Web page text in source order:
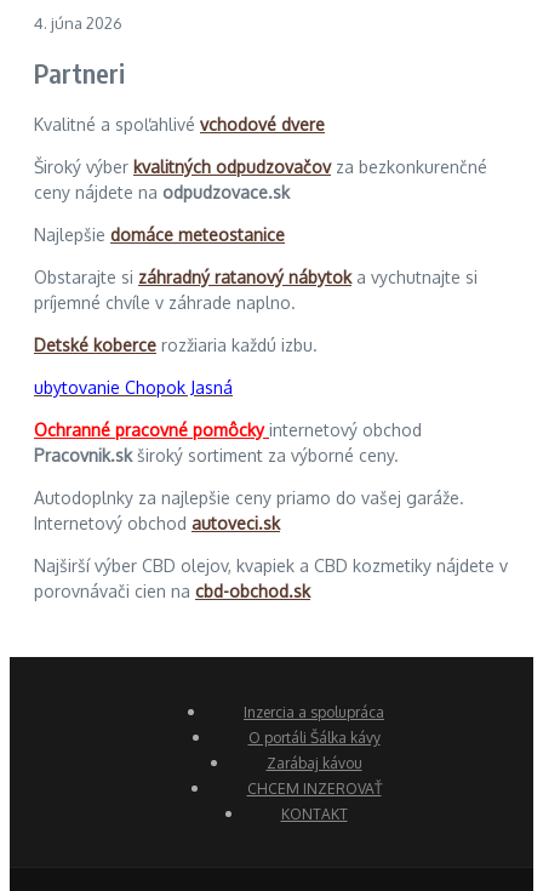
4. júna 2026
Partneri
Kvalitné a spoľahlivé vchodové dvere
Široký výber kvalitných odpudzovačovza bezkonkurenčné
ceny nájdete na odpudzovace.sk
Najlepšie domáce meteostanice
Obstarajte si záhradný ratanový nábytoka vychutnajte si
príjemné chvíle v záhrade naplno.
Detské koberce rozžiaria každú izbu.
ubytovanie Chopok Jasná
Ochranné pracovné pomôckyinternetový obchod
Pracovnik.skširoký sortiment za výborné ceny.
Autodoplnky za najlepšie ceny priamo do vašej garáže.
Internetový obchod autoveci.sk
Najširší výber CBD olejov, kvapiek a CBD kozmetiky nájdete v
porovnávači cien na cbd-obchod.sk
Inzercia a spolupráca
O portáli Šálka kávy
Zarábaj kávou
CHCEM INZEROVAŤ
KONTAKT